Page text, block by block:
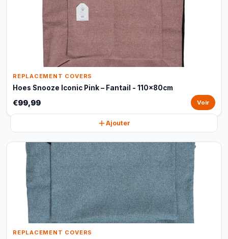
REPLACEMENT COVERS
Hoes Snooze Iconic Pink – Fantail - 110x80cm
€99,99 Voir
Ajouter
REPLACEMENT COVERS